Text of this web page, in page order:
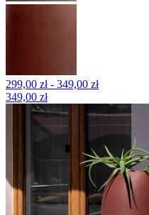
299,00 zł - 349,00 zł
349,00 zł